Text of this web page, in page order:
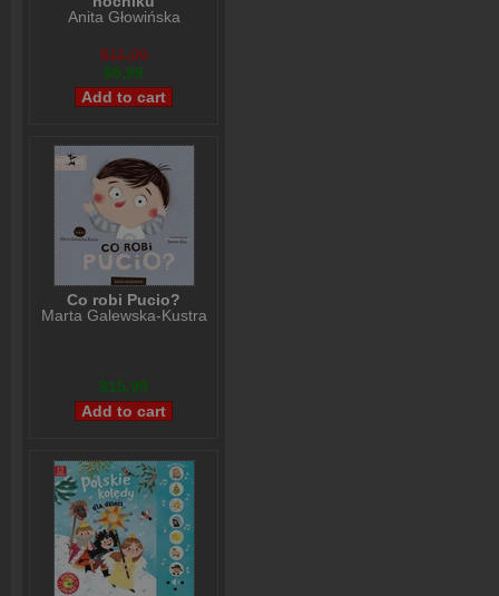
Anita Głowińska
$11,00
$8,99
Co robi Pucio?
Marta Galewska-Kustra
$15,99